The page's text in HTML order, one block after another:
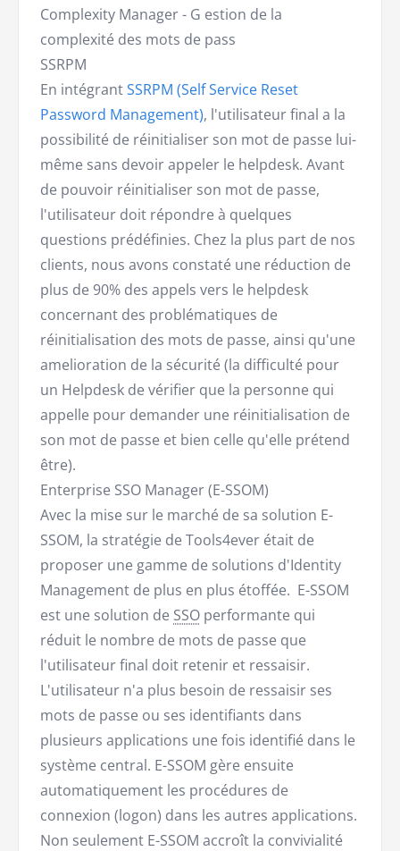
Complexity Manager - G estion de la
complexité des mots de pass
SSRPM
En intégrantSSRPM (Self Service Reset
Password Management), l'utilisateur final a la
possibilité de réinitialiser son mot de passe lui-
même sans devoir appeler le helpdesk. Avant
de pouvoir réinitialiser son mot de passe,
l'utilisateur doit répondre à quelques
questions prédéfinies. Chez la plus part de nos
clients, nous avons constaté une réduction de
plus de 90% des appels vers le helpdesk
concernant des problématiques de
réinitialisation des mots de passe, ainsi qu'une
amelioration de la sécurité (la difficulté pour
un Helpdesk de vérifier que la personne qui
appelle pour demander une réinitialisation de
son mot de passe et bien celle qu'elle prétend
être).
Enterprise SSO Manager (E-SSOM)
Avec la mise sur le marché de sa solution E-
SSOM, la stratégie de Tools4ever était de
proposer une gamme de solutions d'Identity
Management de plus en plus étoffée. E-SSOM
est une solution de SSO performante qui
réduit le nombre de mots de passe que
l'utilisateur final doit retenir et ressaisir.
L'utilisateur n'a plus besoin de ressaisir ses
mots de passe ou ses identifiants dans
plusieurs applications une fois identifié dans le
système central. E-SSOM gère ensuite
automatiquement les procédures de
connexion (logon) dans les autres applications.
Non seulement E-SSOM accroît la convivialité